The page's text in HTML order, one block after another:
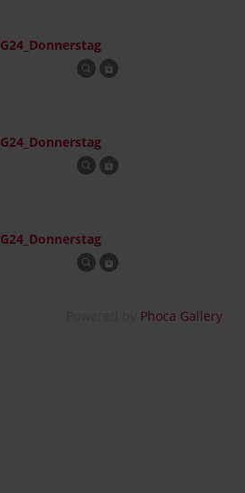
VG24_Donnerstag
VG24_Donnerstag
VG24_Donnerstag
Phoca Gallery